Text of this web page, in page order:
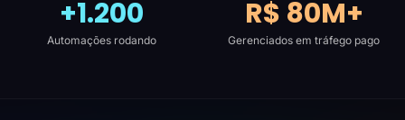
+1.200
Automações rodando
R$ 80M+
Gerenciados em tráfego pago